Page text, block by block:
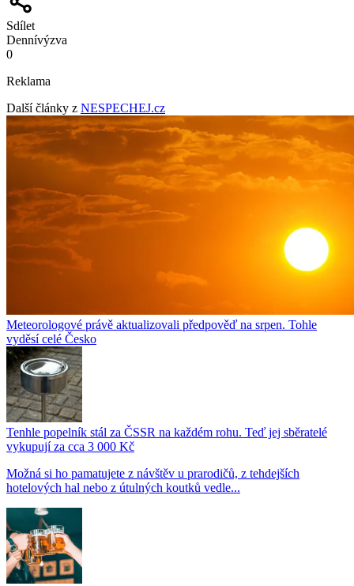
Sdílet
Dennívýzva
0
Reklama
Další články z NESPECHEJ.cz
Meteorologové právě aktualizovali předpověď na srpen. Tohle
vyděsí celé Česko
Tenhle popelník stál za ČSSR na každém rohu. Teď jej sběratelé
vykupují za cca 3 000 Kč
Možná si ho pamatujete z návštěv u prarodičů, z tehdejších
hotelových hal nebo z útulných koutků vedle...